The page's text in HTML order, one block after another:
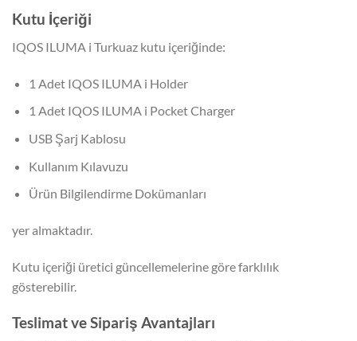
Kutu İçeriği
IQOS ILUMA i Turkuaz kutu içeriğinde:
1 Adet IQOS ILUMA i Holder
1 Adet IQOS ILUMA i Pocket Charger
USB Şarj Kablosu
Kullanım Kılavuzu
Ürün Bilgilendirme Dokümanları
yer almaktadır.
Kutu içeriği üretici güncellemelerine göre farklılık
gösterebilir.
Teslimat ve Sipariş Avantajları